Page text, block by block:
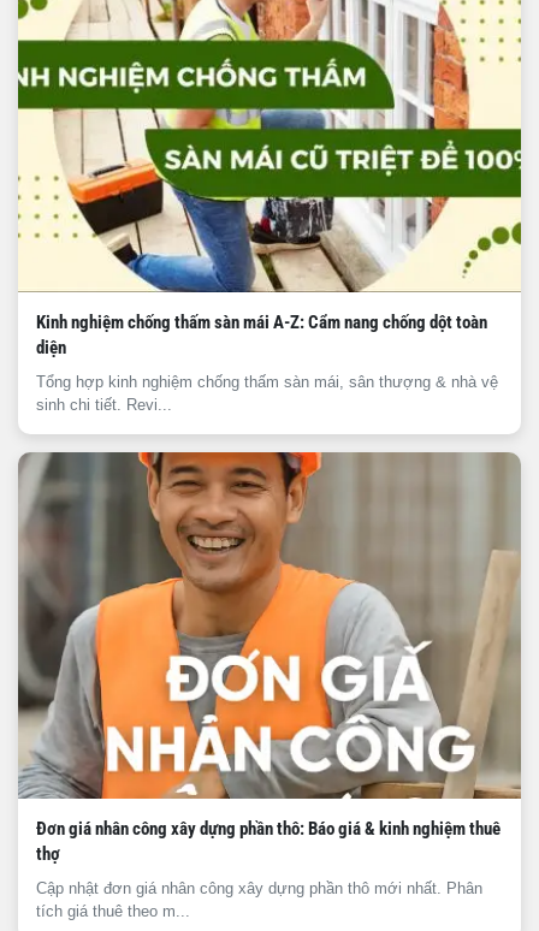
Kinh nghiệm chống thấm sàn mái A-Z: Cẩm nang chống dột toàn
diện
Tổng hợp kinh nghiệm chống thấm sàn mái, sân thượng & nhà vệ
sinh chi tiết. Revi...
Đơn giá nhân công xây dựng phần thô: Báo giá & kinh nghiệm thuê
thợ
Cập nhật đơn giá nhân công xây dựng phần thô mới nhất. Phân
tích giá thuê theo m...